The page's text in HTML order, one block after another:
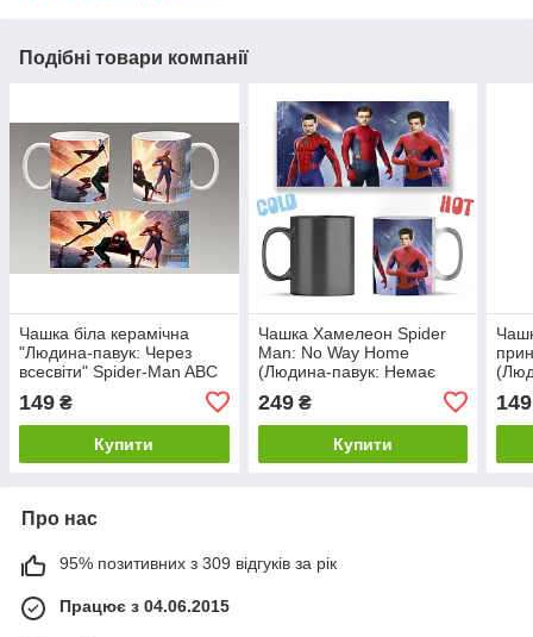
Подібні товари компанії
Чашка біла керамічна
"Людина-павук: Через
всесвіти" Spider-Man ABC
149 ₴
Купити
Чашка Хамелеон Spider
Man: No Way Home
(Людина-павук: Немає
249₴
Купити
149
Про нас
95% позитивних з 309 відгуків за рік
Працює з 04.06.2015